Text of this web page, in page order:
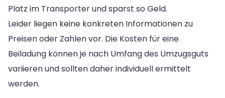
Platz im Transporter und sparst so Geld.
Leider liegen keine konkreten Informationen zu
Preisen oder Zahlen vor. Die Kosten für eine
Beiladung können je nach Umfang des Umzugsguts
variieren und sollten daher individuell ermittelt
werden.